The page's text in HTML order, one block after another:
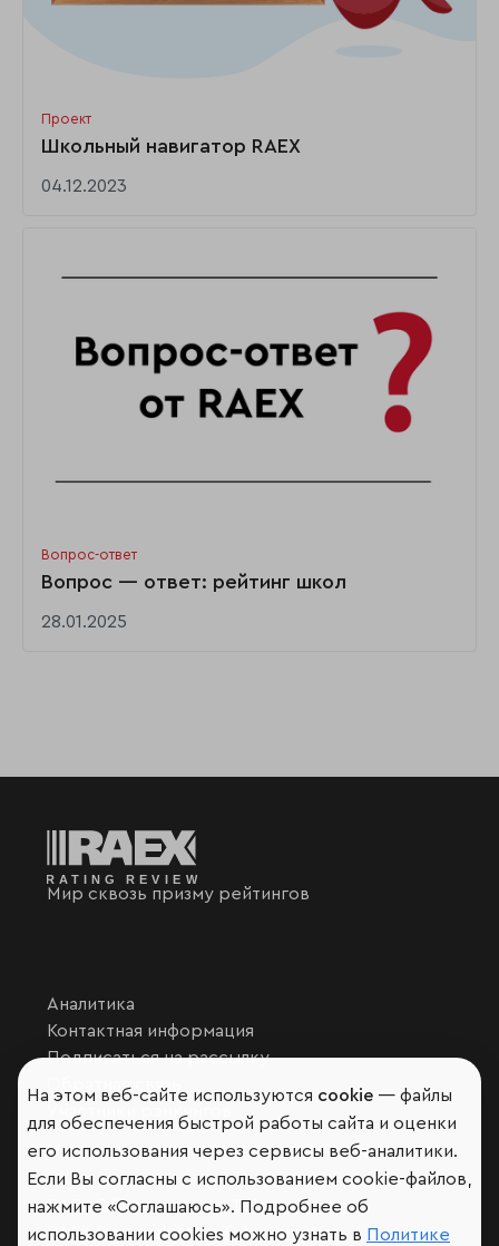
Проект
Школьный навигатор RAEX
04.12.2023
Вопрос-ответ
Вопрос — ответ: рейтинг школ
28.01.2025
Мир сквозь призму рейтингов
Аналитика
Контактная информация
Подписаться на рассылку
Обратная связь
Участники рэнкингов
Мы в социальных сетях и мессенджерах
VK
RAEX Образование – Telegram,Max
RAEX Sustainability –Telegram,Max
На этом веб-сайте используются cookie — файлы
для обеспечения быстрой работы сайта и оценки
его использования через сервисы веб-аналитики.
Если Вы согласны с использованием cookie-файлов,
нажмите «Соглашаюсь». Подробнее об
использовании cookies можно узнать в Политике